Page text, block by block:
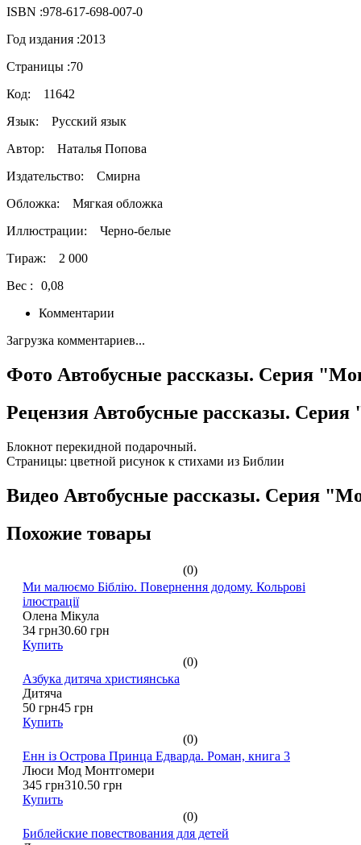
ISBN :978-617-698-007-0
Год издания :2013
Страницы :70
Код: 11642
Язык: Русский язык
Автор:
Наталья Попова
Издательство:
Смирна
Обложка: Мягкая обложка
Иллюстрации: Черно-белые
Тираж: 2 000
Вес :
0,08
Комментарии
Загрузка комментариев...
Фото Автобусные рассказы. Серия
Рецензия Автобусные рассказы.
Блокнот перекидной подарочный.
Страницы: цветной рисунок к стихами из Библии
Видео Автобусные рассказы. Серия
Похожие товары
(0)
Ми малюємо Біблію. Повернення додому. Кольрові
ілюстрації
Олена Мікула
34 грн30.60 грн
Купить
(0)
Азбука дитяча християнська
Дитяча
50 грн45 грн
Купить
(0)
Енн із Острова Принца Едварда. Роман, книга 3
Люси Мод Монтгомери
345 грн310.50 грн
Купить
(0)
Библейские повествования для детей